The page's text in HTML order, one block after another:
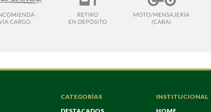
CATEGORÍAS
INSTITUCIONAL